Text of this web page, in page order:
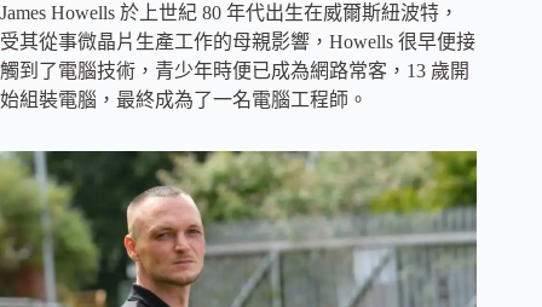
James Howells 於上世紀 80 年代出生在威爾斯紐波特，
受其從事微晶片生產工作的母親影響，Howells 很早便接
觸到了電腦技術，青少年時便已成為網路常客，13 歲開
始組裝電腦，最終成為了一名電腦工程師。